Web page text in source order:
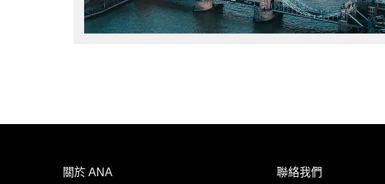
關於 ANA
聯絡我們